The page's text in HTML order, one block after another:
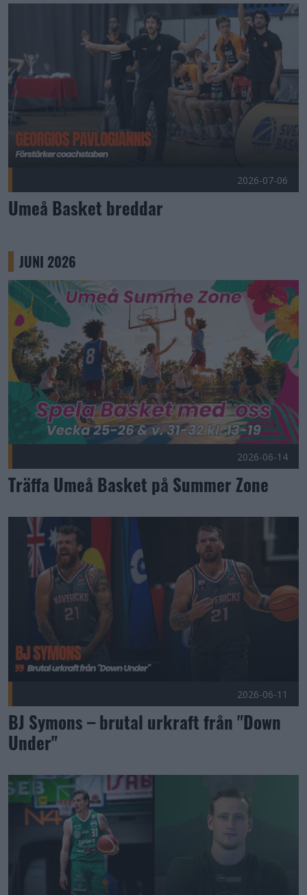
Umeå Basket breddar Publicerad 2026-07-06
2026-07-06
Umeå Basket breddar
JUNI 2026
Träffa Umeå Basket på Summer Zone Publicerad 2026-06-14
2026-06-14
Träffa Umeå Basket på Summer Zone
BJ Symons – brutal urkraft från "Down Under" Publicerad
2026-06-11
BJ Symons – brutal urkraft från "Down
Under"
Rekrytering med starkt signalvärde Publicerad 2026-06-08